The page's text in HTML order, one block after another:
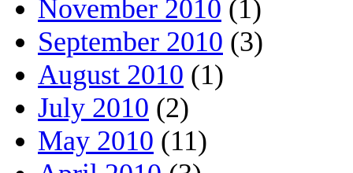
November 2010 (1)
September 2010 (3)
August 2010 (1)
July 2010 (2)
May 2010 (11)